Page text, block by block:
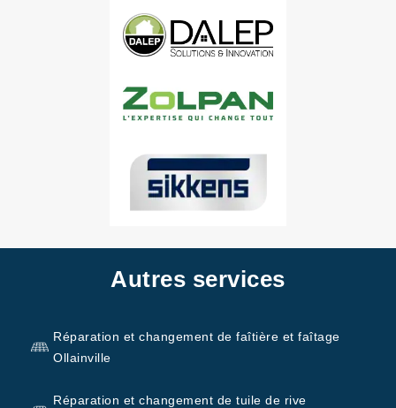
Autres services
Réparation et changement de faîtière et faîtage
Ollainville
Réparation et changement de tuile de rive